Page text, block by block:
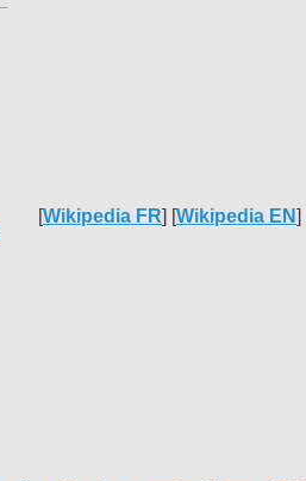
[Wikipedia FR] [Wikipedia EN]